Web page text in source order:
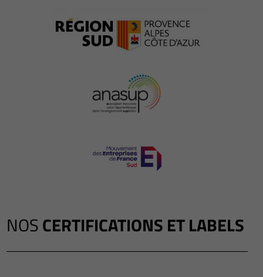
NOSCERTIFICATIONS ET LABELS